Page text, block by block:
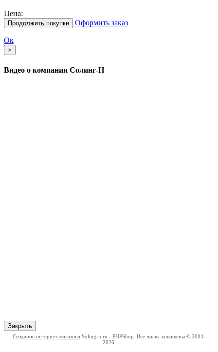
Цена:
Продолжить покупки Оформить заказ
Ок
×
Видео о компании Солинг-Н
Закрыть
Создание интернет-магазина Soling-n.ru - PHPShop. Все права защищены © 2004-
2026.